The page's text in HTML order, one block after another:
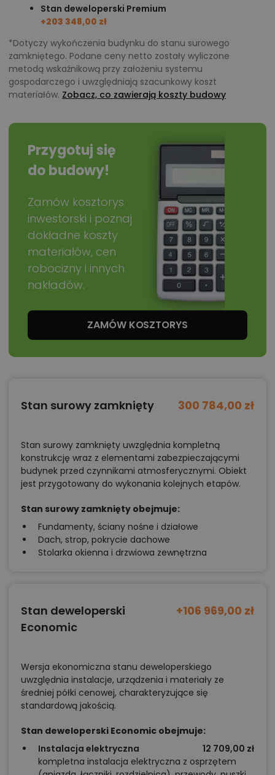
Stan deweloperski Premium
+203 348,00 zł
*Dotyczy wykończenia budynku do stanu surowego
zamkniętego. Podane ceny netto zostały wyliczone
metodą wskaźnikową przy założeniu systemu
gospodarczego i uwzględniają szacunkowy koszt
materiałów. Zobacz, co zawierają koszty budowy
Przygotuj się
do budowy!
Zamów kosztorys
inwestorski i poznaj
dokładne koszty
materiałów, cen
robocizny i innych
nakładów.
ZAMÓW KOSZTORYS
Stan surowy zamknięty 300 784,00 zł
Stan surowy zamknięty uwzględnia kompletną
konstrukcję wraz z elementami zabezpieczającymi
budynek przed czynnikami atmosferycznymi. Obiekt
jest przygotowany do wykonania kolejnych etapów.
Stan surowy zamknięty obejmuje:
Fundamenty, ściany nośne i działowe
Dach, strop, pokrycie dachowe
Stolarka okienna i drzwiowa zewnętrzna
Stan deweloperski
Economic
+106 969,00 zł
Wersja ekonomiczna stanu deweloperskiego
uwzględnia instalacje, urządzenia i materiały ze
średniej półki cenowej, charakteryzujące się
standardową jakością.
Stan deweloperski Economic obejmuje:
Instalacja elektryczna
12 709,00 zł
kompletna instalacja elektryczna z osprzętem